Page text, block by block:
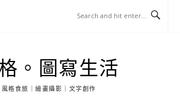
。圖寫生活
風格食旅｜繪畫攝影｜文字創作